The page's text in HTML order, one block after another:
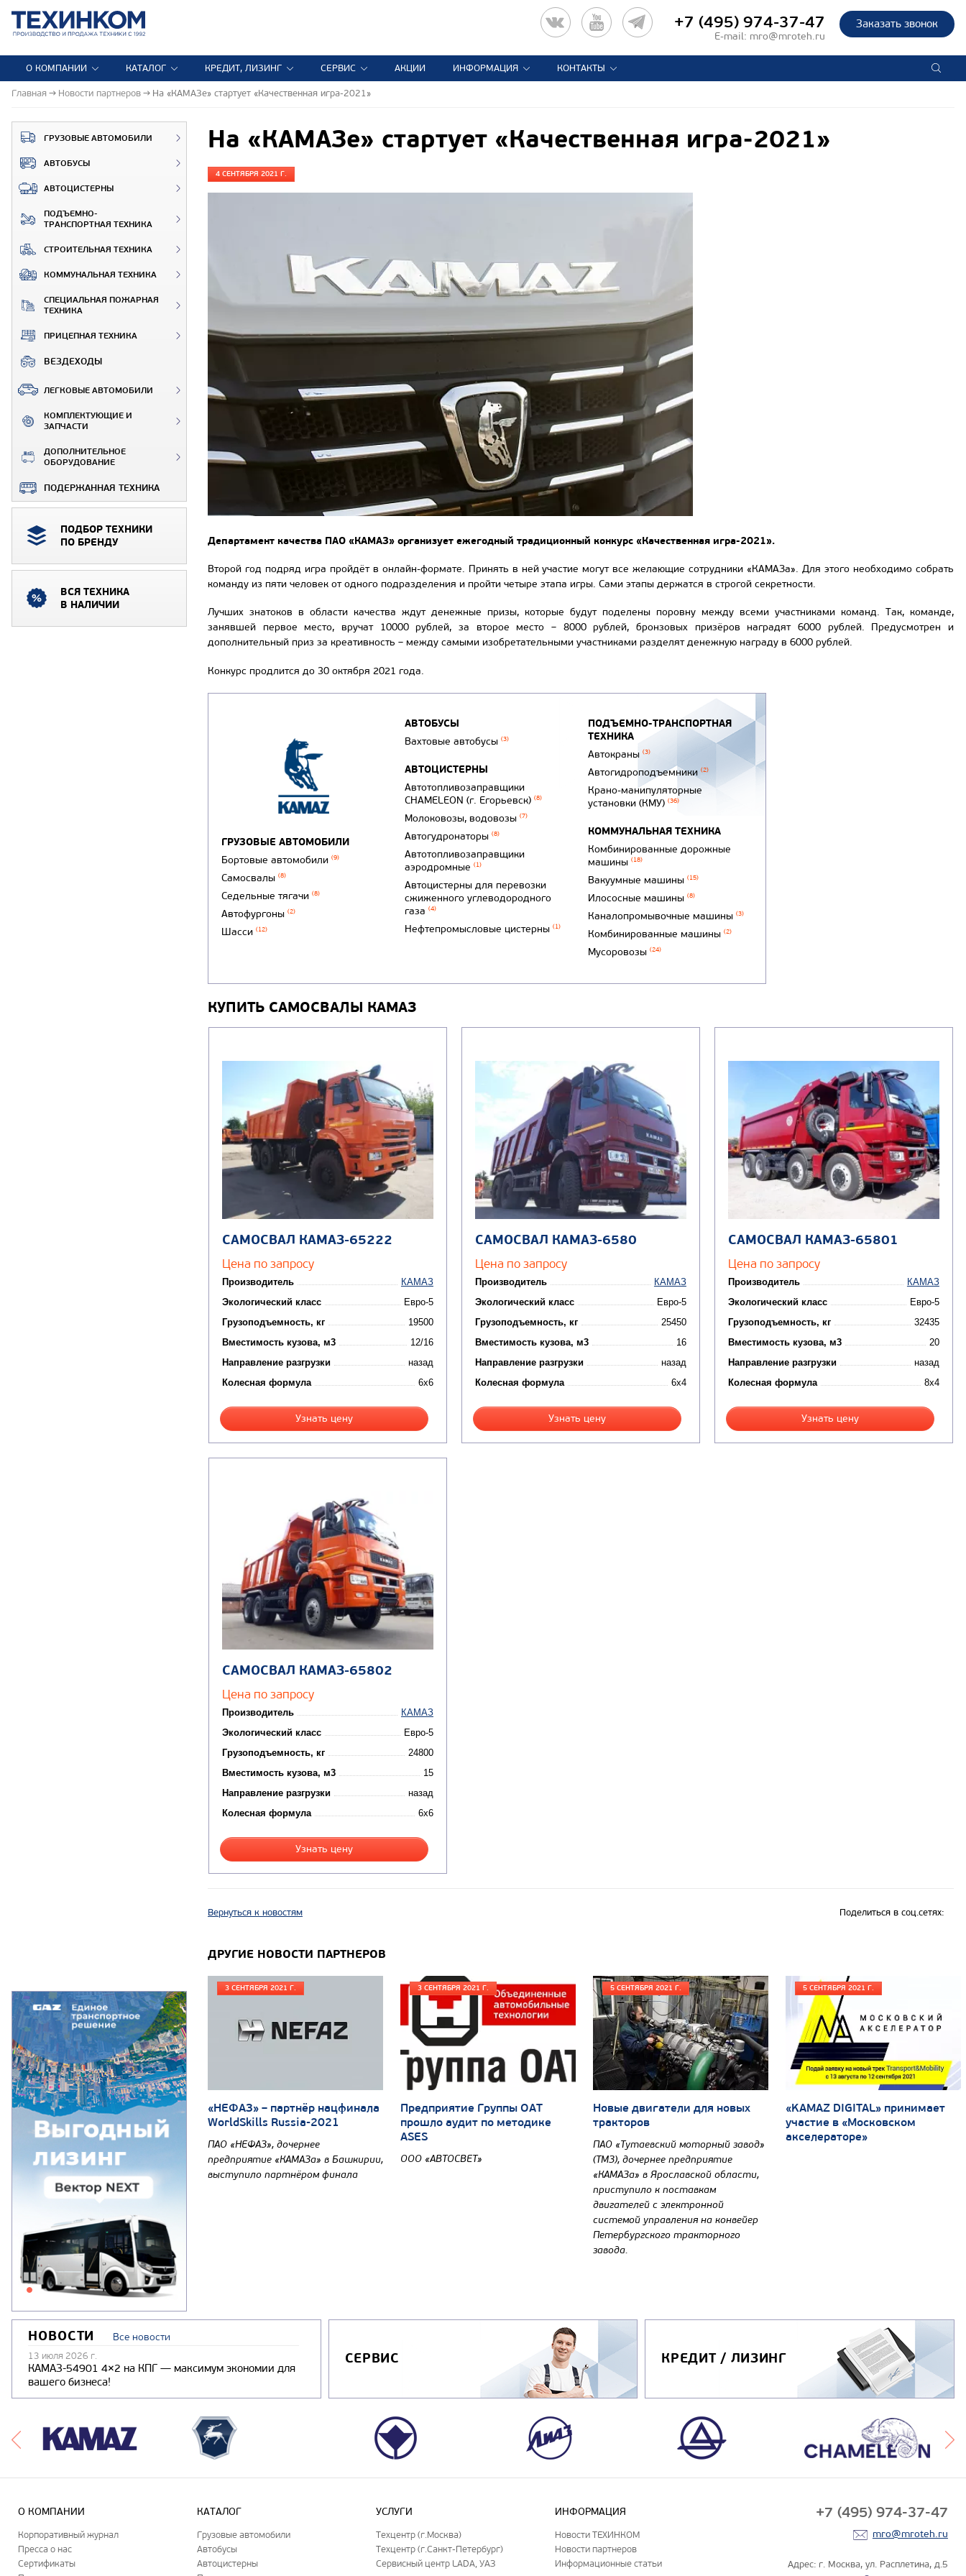
Заказать звонок
+7 (495) 974-37-47
E-mail: mro@mroteh.ru
О КОМПАНИИ КАТАЛОГ КРЕДИТ, ЛИЗИНГ СЕРВИС АКЦИИ ИНФОРМАЦИЯ КОНТАКТЫ
Главная Новости партнеров На «КАМАЗе» стартует «Качественная игра-2021»
ГРУЗОВЫЕ АВТОМОБИЛИ
АВТОБУСЫ
АВТОЦИСТЕРНЫ
ПОДЪЕМНО-
ТРАНСПОРТНАЯ ТЕХНИКА
СТРОИТЕЛЬНАЯ ТЕХНИКА
КОММУНАЛЬНАЯ ТЕХНИКА
СПЕЦИАЛЬНАЯ ПОЖАРНАЯ
ТЕХНИКА
ПРИЦЕПНАЯ ТЕХНИКА
ВЕЗДЕХОДЫ
ЛЕГКОВЫЕ АВТОМОБИЛИ
КОМПЛЕКТУЮЩИЕ И
ЗАПЧАСТИ
ДОПОЛНИТЕЛЬНОЕ
ОБОРУДОВАНИЕ
ПОДЕРЖАННАЯ ТЕХНИКА
ПОДБОР ТЕХНИКИ
ПО БРЕНДУ
ВСЯ ТЕХНИКА
В НАЛИЧИИ
На «КАМАЗе» стартует «Качественная игра-2021»
4 СЕНТЯБРЯ 2021 Г.
Департамент качества ПАО «КАМАЗ» организует ежегодный традиционный конкурс «Качественная игра-2021».
Второй год подряд игра пройдёт в онлайн-формате. Принять в ней участие могут все желающие сотрудники «КАМАЗа». Для этого необходимо собрать
команду из пяти человек от одного подразделения и пройти четыре этапа игры. Сами этапы держатся в строгой секретности.
Лучших знатоков в области качества ждут денежные призы, которые будут поделены поровну между всеми участниками команд. Так, команде,
занявшей первое место, вручат 10000 рублей, за второе место – 8000 рублей, бронзовых призёров наградят 6000 рублей. Предусмотрен и
дополнительный приз за креативность – между самыми изобретательными участниками разделят денежную награду в 6000 рублей.
Конкурс продлится до 30 октября 2021 года.
ГРУЗОВЫЕ АВТОМОБИЛИ
Бортовые автомобили (9)
Самосвалы (8)
Седельные тягачи (8)
Автофургоны (2)
Шасси (12)
АВТОБУСЫ
Вахтовые автобусы (3)
АВТОЦИСТЕРНЫ
Автотопливозаправщики
CHAMELEON (г. Егорьевск) (8)
Молоковозы, водовозы (7)
Автогудронаторы (8)
Автотопливозаправщики
аэродромные (1)
Автоцистерны для перевозки
сжиженного углеводородного
газа (4)
Нефтепромысловые цистерны (1)
ПОДЪЕМНО-ТРАНСПОРТНАЯ
ТЕХНИКА
Автокраны (3)
Автогидроподъемники (2)
Крано-манипуляторные
установки (КМУ) (36)
КОММУНАЛЬНАЯ ТЕХНИКА
Комбинированные дорожные
машины (18)
Вакуумные машины (15)
Илососные машины (8)
Каналопромывочные машины (3)
Комбинированные машины (2)
Мусоровозы (24)
КУПИТЬ САМОСВАЛЫ КАМАЗ
САМОСВАЛ КАМАЗ-65222
Цена по запросу
Производитель
КАМАЗ
Экологический класс
Евро-5
Грузоподъемность, кг
19500
Вместимость кузова, м3
12/16
Направление разгрузки
назад
Колесная формула
6x6
Узнать цену
САМОСВАЛ КАМАЗ-6580
Цена по запросу
Производитель
КАМАЗ
Экологический класс
Евро-5
Грузоподъемность, кг
25450
Вместимость кузова, м3
16
Направление разгрузки
назад
Колесная формула
6x4
Узнать цену
САМОСВАЛ КАМАЗ-65801
Цена по запросу
Производитель
КАМАЗ
Экологический класс
Евро-5
Грузоподъемность, кг
32435
Вместимость кузова, м3
20
Направление разгрузки
назад
Колесная формула
8x4
Узнать цену
САМОСВАЛ КАМАЗ-65802
Цена по запросу
Производитель
КАМАЗ
Экологический класс
Евро-5
Грузоподъемность, кг
24800
Вместимость кузова, м3
15
Направление разгрузки
назад
Колесная формула
6x6
Узнать цену
Вернуться к новостям Поделиться в соц.сетях:
ДРУГИЕ НОВОСТИ ПАРТНЕРОВ
3 СЕНТЯБРЯ 2021 Г.
«НЕФАЗ» – партнёр нацфинала
WorldSkills Russia-2021
ПАО «НЕФАЗ», дочернее
предприятие «КАМАЗа» в Башкирии,
выступило партнёром финала
3 СЕНТЯБРЯ 2021 Г.
Предприятие Группы ОАТ
прошло аудит по методике
ASES
ООО «АВТОСВЕТ»
5 СЕНТЯБРЯ 2021 Г.
Новые двигатели для новых
тракторов
ПАО «Тутаевский моторный завод»
(ТМЗ), дочернее предприятие
«КАМАЗа» в Ярославской области,
приступило к поставкам
двигателей с электронной
системой управления на конвейер
Петербургского тракторного
завода.
5 СЕНТЯБРЯ 2021 Г.
«KAMAZ DIGITAL» принимает
участие в «Московском
акселераторе»
НОВОСТИ Все новости
13 июля 2026 г.
КАМАЗ-54901 4×2 на КПГ — максимум экономии для
вашего бизнеса!
СЕРВИС КРЕДИТ / ЛИЗИНГ
О КОМПАНИИ
Корпоративный журнал
Пресса о нас
Сертификаты
КАТАЛОГ
Грузовые автомобили
Автобусы
Автоцистерны
УСЛУГИ
Техцентр (г.Москва)
Техцентр (г.Санкт-Петербург)
Сервисный центр LADA, УАЗ
ИНФОРМАЦИЯ
Новости ТЕХИНКОМ
Новости партнеров
Информационные статьи
+7 (495) 974-37-47
mro@mroteh.ru
Адрес: г. Москва, ул. Расплетина, д.5